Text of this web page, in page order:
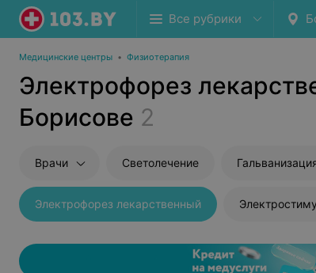
Все рубрики
Медицинские центры • Физиотерапия
Электрофорез
Борисове 2
Врачи Светолечение
Электрофорез лекарственный